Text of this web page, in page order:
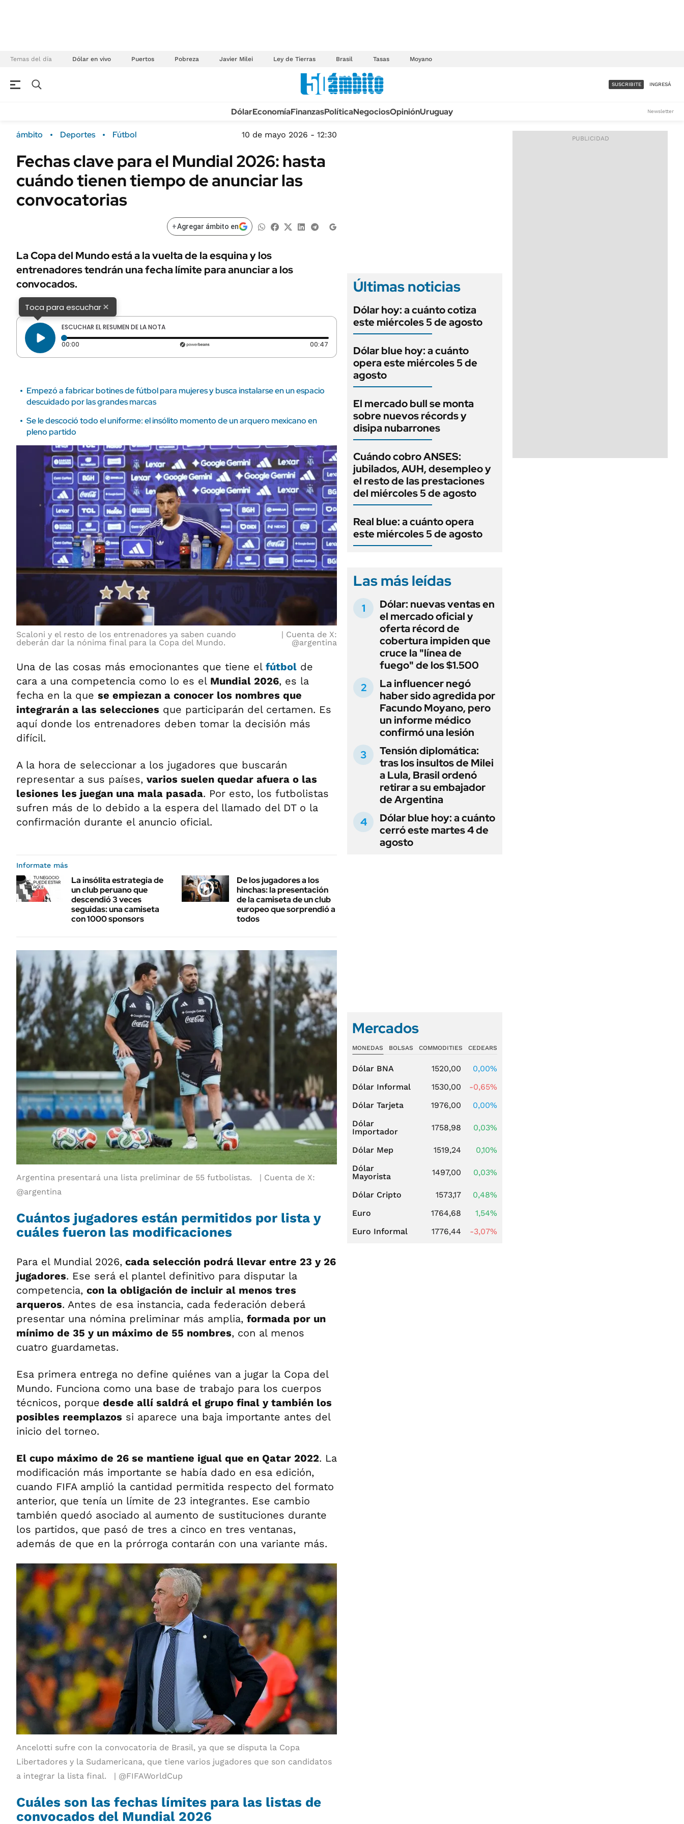
Temas del día Dólar en vivo Puertos Pobreza Javier Milei Ley de Tierras Brasil Tasas Moyano
Campo
FINANZAS
Dólar
Sustentabilidad
ENERGY REPORT
URUGUAY
TECNOLOGÍA
MÉXICO
MUNDO
INFORMACIÓN GENERAL
AUTOS
ACCESO FULL - $1.800/MES
SUSCRIBITE INGRESÁ
DólarEconomíaFinanzasPolíticaNegociosOpiniónUruguay Newsletter
ámbito Deportes Fútbol 10 de mayo 2026 - 12:30
Fechas clave para el Mundial 2026: hasta
cuándo tienen tiempo de anunciar las
convocatorias
+Agregar ámbito en
La Copa del Mundo está a la vuelta de la esquina y los
entrenadores tendrán una fecha límite para anunciar a los
convocados.
Toca para escuchar×
ESCUCHAR EL RESUMEN DE LA NOTA
00:00 Tiempo transcurrido: 0 segundos 00:47
Empezó a fabricar botines de fútbol para mujeres y busca instalarse en un espacio
descuidado por las grandes marcas
Se le descoció todo el uniforme: el insólito momento de un arquero mexicano en
pleno partido
Scaloni y el resto de los entrenadores ya saben cuando
deberán dar la nónima final para la Copa del Mundo.
Cuenta de X:
@argentina
Una de las cosas más emocionantes que tiene el fútbol de
cara a una competencia como lo es el Mundial 2026, es la
fecha en la que se empiezan a conocer los nombres que
integrarán a las selecciones que participarán del certamen. Es
aquí donde los entrenadores deben tomar la decisión más
difícil.
A la hora de seleccionar a los jugadores que buscarán
representar a sus países, varios suelen quedar afuera o las
lesiones les juegan una mala pasada. Por esto, los futbolistas
sufren más de lo debido a la espera del llamado del DT o la
confirmación durante el anuncio oficial.
Informate más
La insólita estrategia de
un club peruano que
descendió 3 veces
seguidas: una camiseta
con 1000 sponsors
De los jugadores a los
hinchas: la presentación
de la camiseta de un club
europeo que sorprendió a
todos
Argentina presentará una lista preliminar de 55 futbolistas.
Cuenta de X:
@argentina
Cuántos jugadores están permitidos por lista y
cuáles fueron las modificaciones
Para el Mundial 2026, cada selección podrá llevar entre 23 y 26
jugadores. Ese será el plantel definitivo para disputar la
competencia, con la obligación de incluir al menos tres
arqueros. Antes de esa instancia, cada federación deberá
presentar una nómina preliminar más amplia, formada por un
mínimo de 35 y un máximo de 55 nombres, con al menos
cuatro guardametas.
Esa primera entrega no define quiénes van a jugar la Copa del
Mundo. Funciona como una base de trabajo para los cuerpos
técnicos, porque desde allí saldrá el grupo final y también los
posibles reemplazos si aparece una baja importante antes del
inicio del torneo.
El cupo máximo de 26 se mantiene igual que en Qatar 2022. La
modificación más importante se había dado en esa edición,
cuando FIFA amplió la cantidad permitida respecto del formato
anterior, que tenía un límite de 23 integrantes. Ese cambio
también quedó asociado al aumento de sustituciones durante
los partidos, que pasó de tres a cinco en tres ventanas,
además de que en la prórroga contarán con una variante más.
Ancelotti sufre con la convocatoria de Brasil, ya que se disputa la Copa
Libertadores y la Sudamericana, que tiene varios jugadores que son candidatos
a integrar la lista final.
@FIFAWorldCup
Cuáles son las fechas límites para las listas de
convocados del Mundial 2026
Últimas noticias
Dólar hoy: a cuánto cotiza
este miércoles 5 de agosto
Dólar blue hoy: a cuánto
opera este miércoles 5 de
agosto
El mercado bull se monta
sobre nuevos récords y
disipa nubarrones
Cuándo cobro ANSES:
jubilados, AUH, desempleo y
el resto de las prestaciones
del miércoles 5 de agosto
Real blue: a cuánto opera
este miércoles 5 de agosto
Las más leídas
Dólar: nuevas ventas en
el mercado oficial y
oferta récord de
cobertura impiden que
cruce la "línea de
fuego" de los $1.500
La influencer negó
haber sido agredida por
Facundo Moyano, pero
un informe médico
confirmó una lesión
Tensión diplomática:
tras los insultos de Milei
a Lula, Brasil ordenó
retirar a su embajador
de Argentina
Dólar blue hoy: a cuánto
cerró este martes 4 de
agosto
Mercados
MONEDAS BOLSAS COMMODITIES CEDEARS
Dólar BNA 1520,00
0,00%
Dólar Informal
1530,00
-0,65%
Dólar Tarjeta
1976,00
0,00%
Dólar
Importador
1758,98 0,03%
Dólar Mep 1519,24
0,10%
Dólar
Mayorista
1497,00 0,03%
Dólar Cripto 1573,17
0,48%
Euro
1764,68
1,54%
Euro Informal
1776,44 -3,07%